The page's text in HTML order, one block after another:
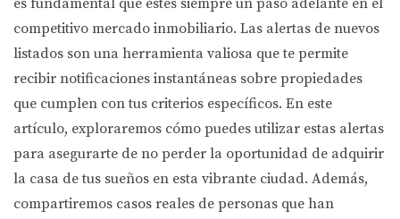
es fundamental que estés siempre un paso adelante en el
competitivo mercado inmobiliario. Las alertas de nuevos
listados son una herramienta valiosa que te permite
recibir notificaciones instantáneas sobre propiedades
que cumplen con tus criterios específicos. En este
artículo, exploraremos cómo puedes utilizar estas alertas
para asegurarte de no perder la oportunidad de adquirir
la casa de tus sueños en esta vibrante ciudad. Además,
compartiremos casos reales de personas que han